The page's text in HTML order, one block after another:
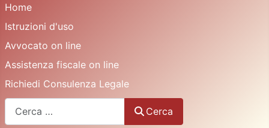
Home
Istruzioni d'uso
Avvocato on line
Assistenza fiscale on line
Richiedi Consulenza Legale
Cerca